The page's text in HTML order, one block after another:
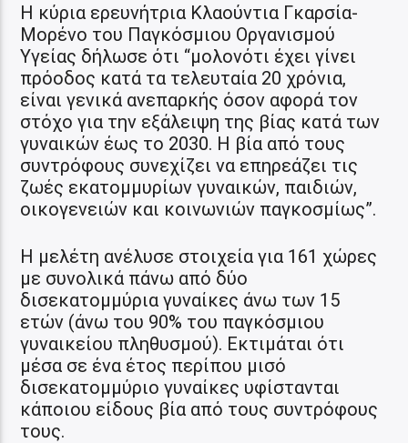
Η κύρια ερευνήτρια Κλαούντια Γκαρσία-
Μορένο του Παγκόσμιου Οργανισμού
Υγείας δήλωσε ότι “μολονότι έχει γίνει
πρόοδος κατά τα τελευταία 20 χρόνια,
είναι γενικά ανεπαρκής όσον αφορά τον
στόχο για την εξάλειψη της βίας κατά των
γυναικών έως το 2030. Η βία από τους
συντρόφους συνεχίζει να επηρεάζει τις
ζωές εκατομμυρίων γυναικών, παιδιών,
οικογενειών και κοινωνιών παγκοσμίως”.
Η μελέτη ανέλυσε στοιχεία για 161 χώρες
με συνολικά πάνω από δύο
δισεκατομμύρια γυναίκες άνω των 15
ετών (άνω του 90% του παγκόσμιου
γυναικείου πληθυσμού). Εκτιμάται ότι
μέσα σε ένα έτος περίπου μισό
δισεκατομμύριο γυναίκες υφίστανται
κάποιου είδους βία από τους συντρόφους
τους.